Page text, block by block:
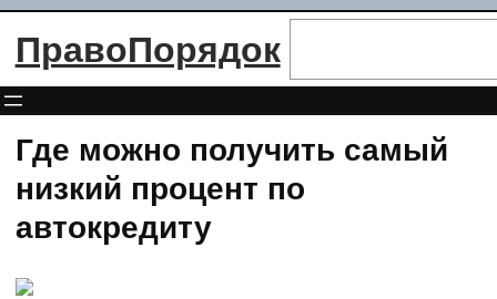
Перейти
ПравоПорядок
Где можно получить самый
низкий процент по
автокредиту